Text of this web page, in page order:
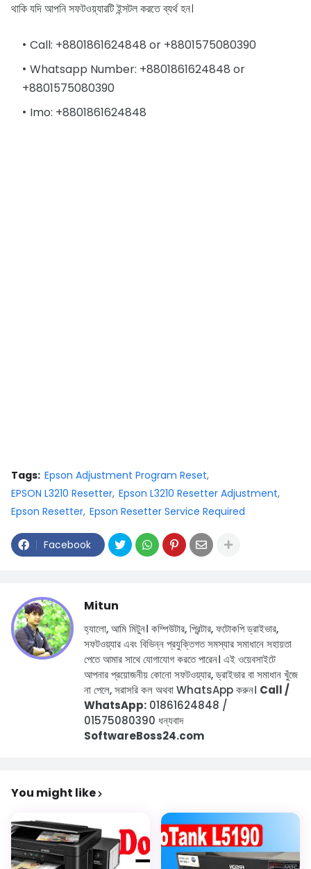
থাকি যদি আপনি সফটওয়্যারটি ইন্সটল করতে ব্যর্থ হন।
Call: +8801861624848 or +8801575080390
Whatsapp Number: +8801861624848 or
+8801575080390
Imo: +8801861624848
Tags: Epson Adjustment Program Reset
EPSON L3210 Resetter Epson L3210 Resetter Adjustment
Epson Resetter Epson Resetter Service Required
Facebook
Mitun
হ্যালো, আমি মিটুন। কম্পিউটার, প্রিন্টার, ফটোকপি ড্রাইভার,
সফটওয়্যার এবং বিভিন্ন প্রযুক্তিগত সমস্যার সমাধানে সহায়তা
পেতে আমার সাথে যোগাযোগ করতে পারেন। এই ওয়েবসাইটে
আপনার প্রয়োজনীয় কোনো সফটওয়্যার, ড্রাইভার বা সমাধান খুঁজে
না পেলে, সরাসরি কল অথবা WhatsApp করুন। Call /
WhatsApp: 01861624848 /
01575080390 ধন্যবাদ
SoftwareBoss24.com
You might like